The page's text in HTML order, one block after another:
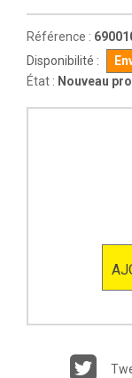
Référence :
Disponibilité :
État : Nouveau